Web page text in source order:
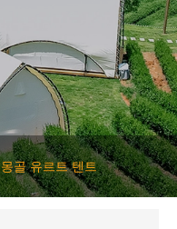
몽골 유르트 텐트